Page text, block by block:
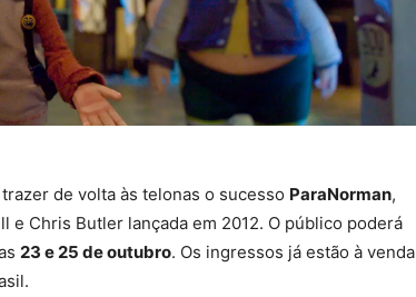
de volta às telonas o sucesso ParaNorman,
e Chris Butler lançada em 2012. O público poderá
23 e 25 de outubro. Os ingressos já estão à venda